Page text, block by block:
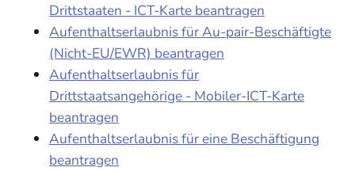
Drittstaaten - ICT-Karte beantragen
Aufenthaltserlaubnis für Au-pair-Beschäftigte
(Nicht-EU/EWR) beantragen
Aufenthaltserlaubnis für
Drittstaatsangehörige - Mobiler-ICT-Karte
beantragen
Aufenthaltserlaubnis für eine Beschäftigung
beantragen